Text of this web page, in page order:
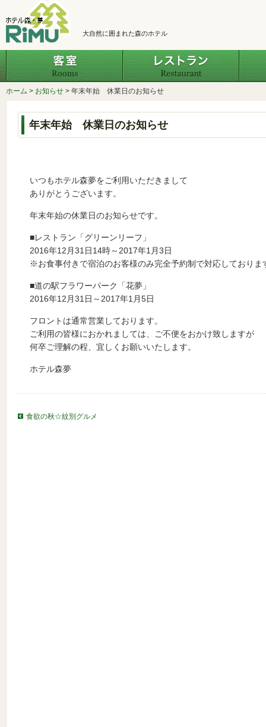
大自然に囲まれた森のホテル
客室 レスト
ホーム > お知らせ > 年末年始 休業日のお知らせ
年末年始 休業日のお知らせ
いつもホテル森夢をご利用いただきまして
ありがとうございます。
年末年始の休業日のお知らせです。
■レストラン「グリーンリーフ」
2016年12月31日14時～2017年1月3日
※お食事付きで宿泊のお客様のみ完全予約制で対応しておりま
■道の駅フラワーパーク「花夢」
2016年12月31日～2017年1月5日
フロントは通常営業しております。
ご利用の皆様におかれましては、ご不便をおかけ致しますが
何卒ご理解の程、宜しくお願いいたします。
ホテル森夢
食欲の秋☆紋別グルメ